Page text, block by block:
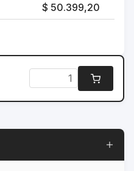
$ 50.399,20